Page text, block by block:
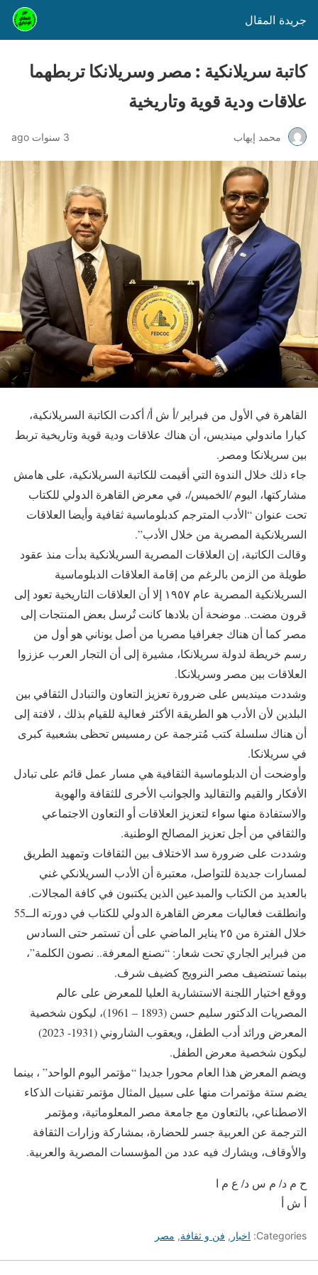
جريدة المقال
كاتبة سريلانكية : مصر وسريلانكا تربطهما
علاقات ودية قوية وتاريخية
محمد إيهاب 3 سنوات ago
القاهرة في الأول من فبراير /أ ش أ/ أكدت الكاتبة السريلانكية،
كيارا ماندولي مينديس، أن هناك علاقات ودية قوية وتاريخية تربط
بين سريلانكا ومصر.
جاء ذلك خلال الندوة التي أقيمت للكاتبة السريلانكية، على هامش
مشاركتها، اليوم /الخميس/، في معرض القاهرة الدولي للكتاب
تحت عنوان “الأدب المترجم كدبلوماسية ثقافية وأيضا العلاقات
السريلانكية المصرية من خلال الأدب”.
وقالت الكاتبة، إن العلاقات المصرية السريلانكية بدأت منذ عقود
طويلة من الزمن بالرغم من إقامة العلاقات الدبلوماسية
السريلانكية المصرية عام ١٩٥٧ إلا أن العلاقات التاريخية تعود إلى
قرون مضت.. موضحة أن بلادها كانت تُرسل بعض المنتجات إلى
مصر كما أن هناك جغرافيا مصريا من أصل يوناني هو أول من
رسم خريطة لدولة سريلانكا، مشيرة إلى أن التجار العرب عززوا
العلاقات بين مصر وسريلانكا.
وشددت مينديس على ضرورة تعزيز التعاون والتبادل الثقافي بين
البلدين لأن الأدب هو الطريقة الأكثر فعالية للقيام بذلك ، لافتة إلى
أن هناك سلسلة كتب مُترجمة عن رمسيس تحظى بشعبية كبرى
في سريلانكا.
وأوضحت أن الدبلوماسية الثقافية هي مسار عمل قائم على تبادل
الأفكار والقيم والتقاليد والجوانب الأخرى للثقافة والهوية
والاستفادة منها سواء لتعزيز العلاقات أو التعاون الاجتماعي
والثقافي من أجل تعزيز المصالح الوطنية.
وشددت على ضرورة سد الاختلاف بين الثقافات وتمهيد الطريق
لمسارات جديدة للتواصل، معتبرة أن الأدب السريلانكي غني
بالعديد من الكتاب والمبدعين الذين يكتبون في كافة المجالات.
وانطلقت فعاليات معرض القاهرة الدولي للكتاب في دورته الــ55
خلال الفترة من ٢٥ يناير الماضي على أن تستمر حتى السادس
من فبراير الجاري تحت شعار: “نصنع المعرفة.. نصون الكلمة”،
بينما تستضيف مصر النرويج كضيف شرف.
ووقع اختيار اللجنة الاستشارية العليا للمعرض على عالم
المصريات الدكتور سليم حسن (1893 – 1961)، ليكون شخصية
المعرض ورائد أدب الطفل، ويعقوب الشاروني (1931- 2023)
ليكون شخصية معرض الطفل.
ويضم المعرض هذا العام محورا جديدا “مؤتمر اليوم الواحد” ، بينما
يضم ستة مؤتمرات منها على سبيل المثال مؤتمر تقنيات الذكاء
الاصطناعي، بالتعاون مع جامعة مصر المعلوماتية، ومؤتمر
الترجمة عن العربية جسر للحضارة، بمشاركة وزارات الثقافة
والأوقاف، ويشارك فيه عدد من المؤسسات المصرية والعربية.
ح م د/ م س د/ ع م ا
أ ش أ
Categories: اخبار , فن و ثقافة, مصر